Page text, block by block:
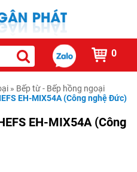
0
» Bếp từ - Bếp hồng ngoại
EH-MIX54A (Công nghệ Đức)
EH-MIX54A (Công